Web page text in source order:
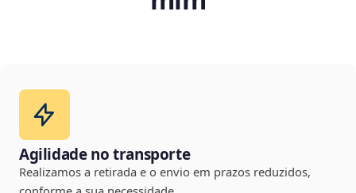
Agilidade no transporte
Realizamos a retirada e o envio em prazos reduzidos,